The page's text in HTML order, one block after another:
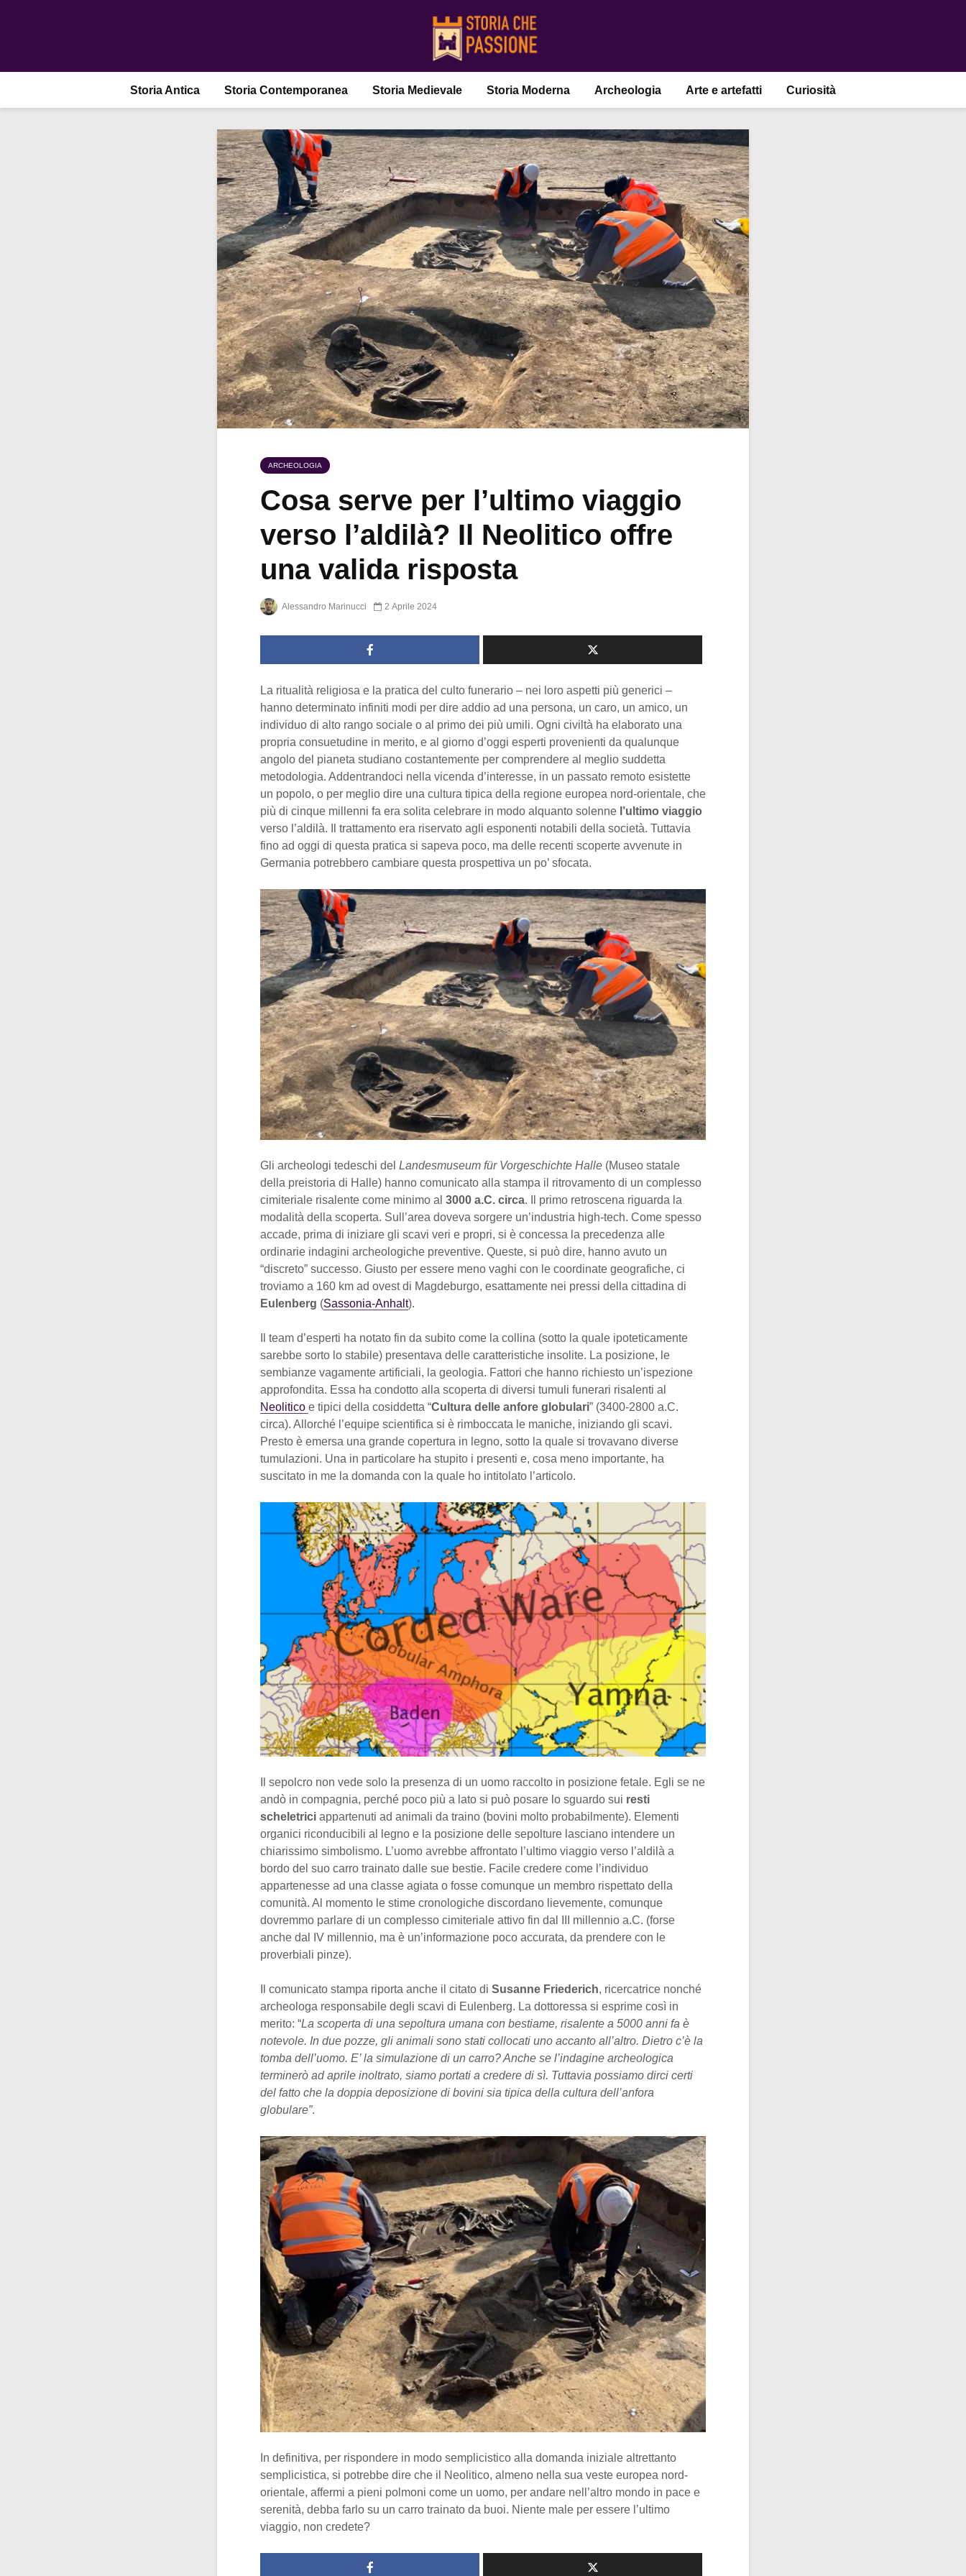
Storia Antica Storia Contemporanea Storia Medievale Storia Moderna Archeologia Arte e artefatti Curiosità
ARCHEOLOGIA
Cosa serve per l’ultimo viaggio
verso l’aldilà? Il Neolitico offre
una valida risposta
Alessandro Marinucci 2 Aprile 2024
La ritualità religiosa e la pratica del culto funerario – nei loro aspetti più generici –
hanno determinato infiniti modi per dire addio ad una persona, un caro, un amico, un
individuo di alto rango sociale o al primo dei più umili. Ogni civiltà ha elaborato una
propria consuetudine in merito, e al giorno d’oggi esperti provenienti da qualunque
angolo del pianeta studiano costantemente per comprendere al meglio suddetta
metodologia. Addentrandoci nella vicenda d’interesse, in un passato remoto esistette
un popolo, o per meglio dire una cultura tipica della regione europea nord-orientale, che
più di cinque millenni fa era solita celebrare in modo alquanto solenne l’ultimo viaggio
verso l’aldilà. Il trattamento era riservato agli esponenti notabili della società. Tuttavia
fino ad oggi di questa pratica si sapeva poco, ma delle recenti scoperte avvenute in
Germania potrebbero cambiare questa prospettiva un po’ sfocata.
Gli archeologi tedeschi del Landesmuseum für Vorgeschichte Halle (Museo statale
della preistoria di Halle) hanno comunicato alla stampa il ritrovamento di un complesso
cimiteriale risalente come minimo al 3000 a.C. circa. Il primo retroscena riguarda la
modalità della scoperta. Sull’area doveva sorgere un’industria high-tech. Come spesso
accade, prima di iniziare gli scavi veri e propri, si è concessa la precedenza alle
ordinarie indagini archeologiche preventive. Queste, si può dire, hanno avuto un
“discreto” successo. Giusto per essere meno vaghi con le coordinate geografiche, ci
troviamo a 160 km ad ovest di Magdeburgo, esattamente nei pressi della cittadina di
Eulenberg (Sassonia-Anhalt).
Il team d’esperti ha notato fin da subito come la collina (sotto la quale ipoteticamente
sarebbe sorto lo stabile) presentava delle caratteristiche insolite. La posizione, le
sembianze vagamente artificiali, la geologia. Fattori che hanno richiesto un’ispezione
approfondita. Essa ha condotto alla scoperta di diversi tumuli funerari risalenti al
Neolitico e tipici della cosiddetta “Cultura delle anfore globulari” (3400-2800 a.C.
circa). Allorché l’equipe scientifica si è rimboccata le maniche, iniziando gli scavi.
Presto è emersa una grande copertura in legno, sotto la quale si trovavano diverse
tumulazioni. Una in particolare ha stupito i presenti e, cosa meno importante, ha
suscitato in me la domanda con la quale ho intitolato l’articolo.
Il sepolcro non vede solo la presenza di un uomo raccolto in posizione fetale. Egli se ne
andò in compagnia, perché poco più a lato si può posare lo sguardo sui resti
scheletrici appartenuti ad animali da traino (bovini molto probabilmente). Elementi
organici riconducibili al legno e la posizione delle sepolture lasciano intendere un
chiarissimo simbolismo. L’uomo avrebbe affrontato l’ultimo viaggio verso l’aldilà a
bordo del suo carro trainato dalle sue bestie. Facile credere come l’individuo
appartenesse ad una classe agiata o fosse comunque un membro rispettato della
comunità. Al momento le stime cronologiche discordano lievemente, comunque
dovremmo parlare di un complesso cimiteriale attivo fin dal III millennio a.C. (forse
anche dal IV millennio, ma è un’informazione poco accurata, da prendere con le
proverbiali pinze).
Il comunicato stampa riporta anche il citato di Susanne Friederich, ricercatrice nonché
archeologa responsabile degli scavi di Eulenberg. La dottoressa si esprime così in
merito: “La scoperta di una sepoltura umana con bestiame, risalente a 5000 anni fa è
notevole. In due pozze, gli animali sono stati collocati uno accanto all’altro. Dietro c’è la
tomba dell’uomo. E’ la simulazione di un carro? Anche se l’indagine archeologica
terminerò ad aprile inoltrato, siamo portati a credere di sì. Tuttavia possiamo dirci certi
del fatto che la doppia deposizione di bovini sia tipica della cultura dell’anfora
globulare”.
In definitiva, per rispondere in modo semplicistico alla domanda iniziale altrettanto
semplicistica, si potrebbe dire che il Neolitico, almeno nella sua veste europea nord-
orientale, affermi a pieni polmoni come un uomo, per andare nell’altro mondo in pace e
serenità, debba farlo su un carro trainato da buoi. Niente male per essere l’ultimo
viaggio, non credete?